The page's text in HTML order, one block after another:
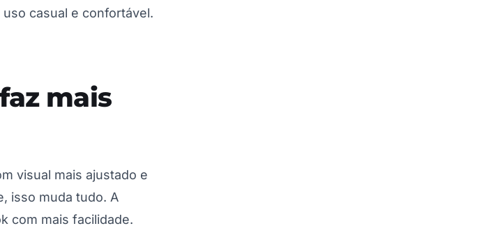
casual e confortável.
mais
visual mais ajustado e
isso muda tudo. A
com mais facilidade.